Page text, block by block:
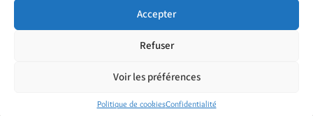
Accepter
Refuser
Voir les préférences
Politique de cookiesConfidentialité
Threads
Pinterest
Nextdoor